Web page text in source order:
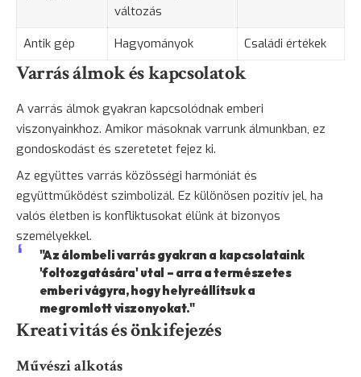
változás
Antik gép Hagyományok Családi értékek
Varrás álmok és kapcsolatok
A varrás álmok gyakran kapcsolódnak emberi
viszonyainkhoz. Amikor másoknak varrunk álmunkban, ez
gondoskodást és szeretetet fejez ki.
Az együttes varrás közösségi harmóniát és
együttműködést szimbolizál. Ez különösen pozitív jel, ha
valós életben is konfliktusokat élünk át bizonyos
személyekkel.
"Az álombeli varrás gyakran a kapcsolataink
'foltozgatására' utal – arra a természetes
emberi vágyra, hogy helyreállítsuk a
megromlott viszonyokat."
Kreativitás és önkifejezés
Művészi alkotás